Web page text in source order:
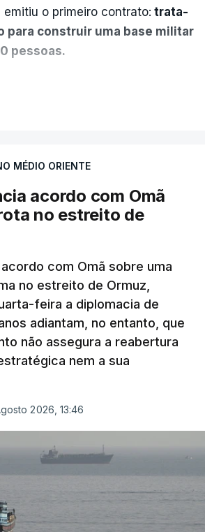
emitiu o primeiro contrato: trata-
para construir uma base militar
pessoas.
a Administração norte-
no Médio Oriente,
Iraque.
nos 60 por cento de
que Israel controla e a cerca
da fronteira com Israel.
uma extração rápida em
do Conselho de Paz, a
“fase final de preparação de
um dos muitos essenciais para
acrescenta este funcionário.
MÉDIO ORIENTE
acordo com Omã
no estreito de
com Omã sobre uma
no estreito de Ormuz,
feira a diplomacia de
adiantam, no entanto, que
não assegura a reabertura
nem a sua
2026, 13:46